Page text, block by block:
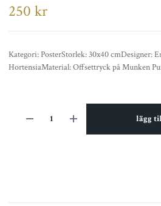
250 kr
Kategori: PosterStorlek: 30x40 cmDesigner:
HortensiaMaterial: Offsettryck på Munken
lägg